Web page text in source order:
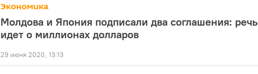
Экономика
Молдова и Япония подписали два соглашения: речь
идет о миллионах долларов
29 июня 2020, 13:13